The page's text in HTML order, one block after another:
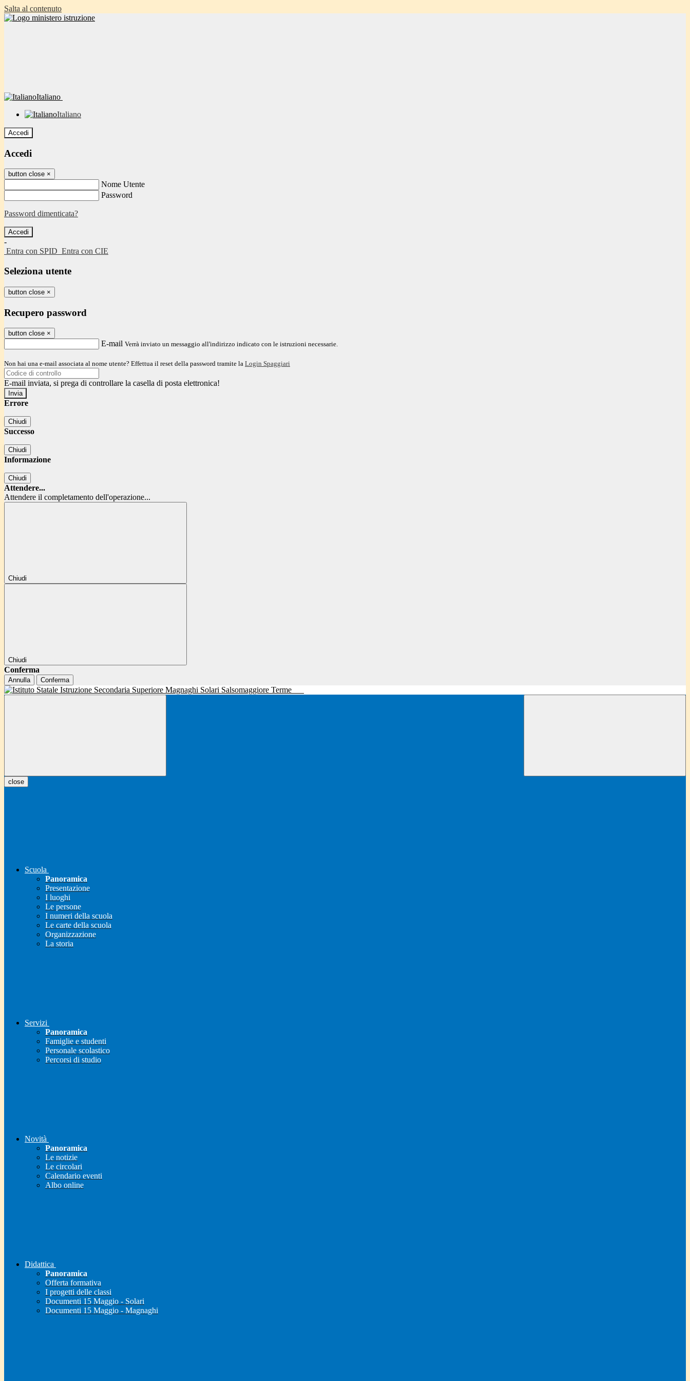
Salta al contenuto
Italiano
Italiano
Accedi
Accedi
button close ×
Nome Utente
Password
Password dimenticata?
-
Entra con SPID Entra con CIE
Seleziona utente
button close ×
Recupero password
button close ×
E-mail Verrà inviato un messaggio all'indirizzo indicato con le istruzioni necessarie.
Non hai una e-mail associata al nome utente? Effettua il reset della password tramite la Login Spaggiari
E-mail inviata, si prega di controllare la casella di posta elettronica!
Errore
Chiudi
Successo
Chiudi
Informazione
Chiudi
Attendere...
Attendere il completamento dell'operazione...
Chiudi
Chiudi
Conferma
Annulla Conferma
close
Scuola
Panoramica
Presentazione
I luoghi
Le persone
I numeri della scuola
Le carte della scuola
Organizzazione
La storia
Servizi
Panoramica
Famiglie e studenti
Personale scolastico
Percorsi di studio
Novità
Panoramica
Le notizie
Le circolari
Calendario eventi
Albo online
Didattica
Panoramica
Offerta formativa
I progetti delle classi
Documenti 15 Maggio - Solari
Documenti 15 Maggio - Magnaghi